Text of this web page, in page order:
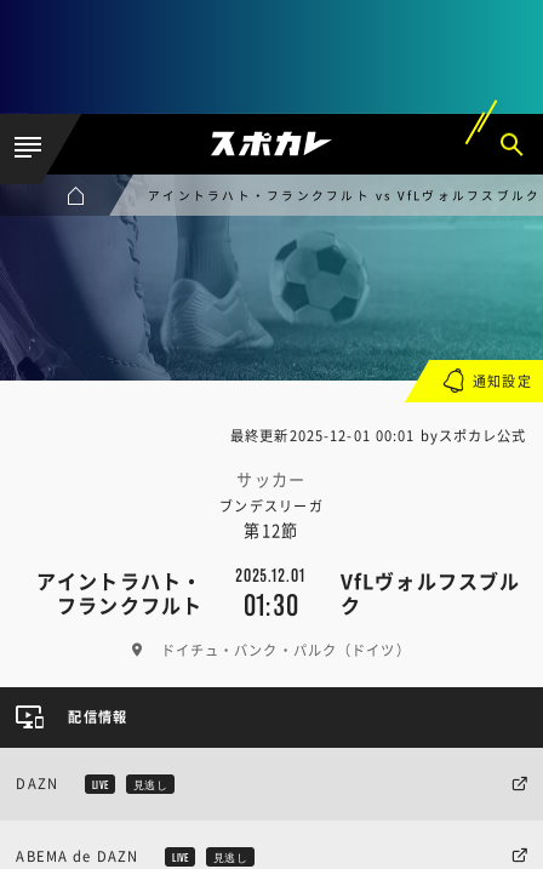
アイントラハト・フランクフルト vs VfLヴォルフスブルク
最終更新2025-12-01 00:01 byスポカレ公式
サッカー
ブンデスリーガ
第12節
アイントラハト・
フランクフルト
2025.12.01
01:30
VfLヴォルフスブル
ク
ドイチュ・バンク・パルク（ドイツ）
通知設定
配信情報
DAZN LIVE 見逃し
ABEMA de DAZN LIVE 見逃し